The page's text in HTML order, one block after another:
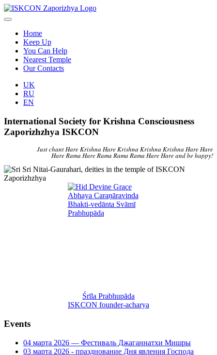
Home
Keep Up
You Can Help
Nearest Temple
Our Contacts
UK
RU
EN
International Society for Krishna Consciousness
Zaporizhzhya ISKCON
Just chant Hare Krishna Hare Krishna Krishna Krishna Hare Hare
Hare Rama Hare Rama Rama Rama Hare Hare and be happy!
Śrīla Prabhupāda
ISKCON founder-acharya
Events
04 марта 2026 — Фестиваль Джаганнатхи Мишры
03 марта 2026 - празднование Дня явления Господа